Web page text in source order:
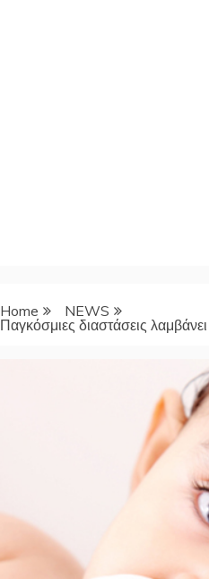
Home
NEWS
Παγκόσμιες διαστάσεις